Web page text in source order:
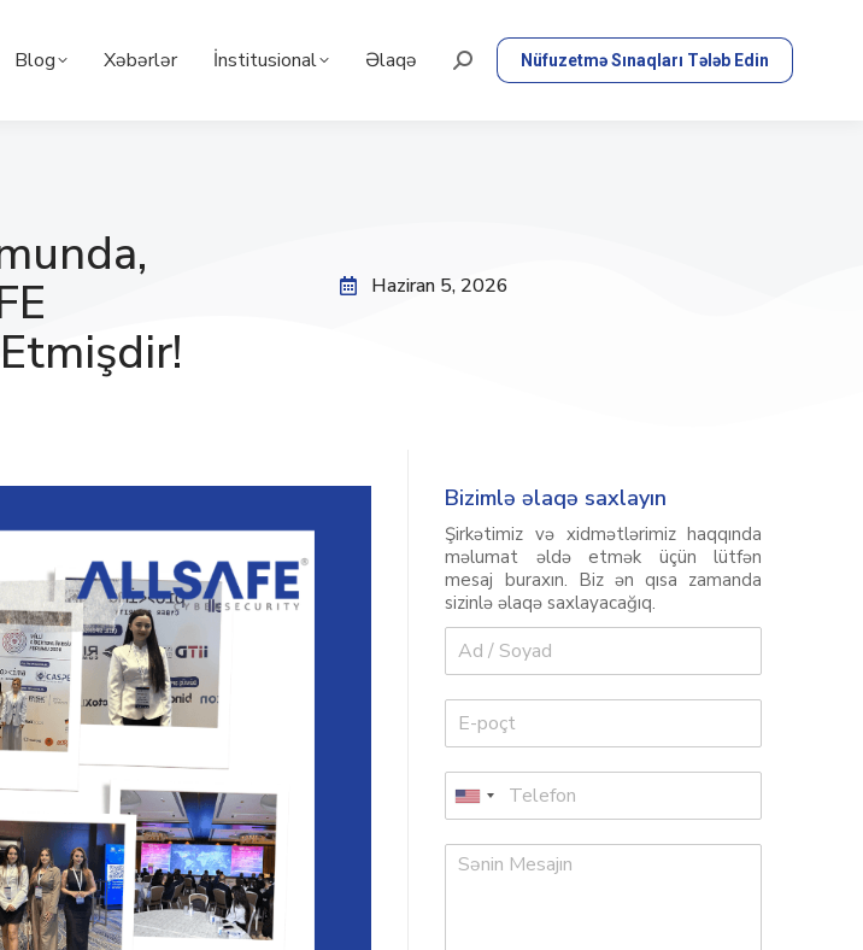
Blog Xəbərlər İnstitusional Əlaqə Nüfuzetmə Sınaqları Tələb Edin
Haziran 5, 2026
Bizimlə əlaqə saxlayın
Şirkətimiz və xidmətlərimiz haqqında
məlumat əldə etmək üçün lütfən
mesaj buraxın. Biz ən qısa zamanda
sizinlə əlaqə saxlayacağıq.